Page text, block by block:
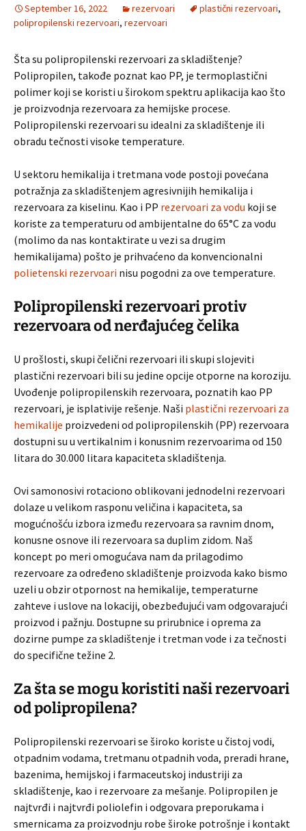
September 16, 2022 rezervoari plastični rezervoari,
polipropilenski rezervoari, rezervoari
Šta su polipropilenski rezervoari za skladištenje?
Polipropilen, takođe poznat kao PP, je termoplastični
polimer koji se koristi u širokom spektru aplikacija kao što
je proizvodnja rezervoara za hemijske procese.
Polipropilenski rezervoari su idealni za skladištenje ili
obradu tečnosti visoke temperature.
U sektoru hemikalija i tretmana vode postoji povećana
potražnja za skladištenjem agresivnijih hemikalija i
rezervoara za kiselinu. Kao i PP rezervoari za vodu koji se
koriste za temperaturu od ambijentalne do 65°C za vodu
(molimo da nas kontaktirate u vezi sa drugim
hemikalijama) pošto je prihvaćeno da konvencionalni
polietenski rezervoari nisu pogodni za ove temperature.
Polipropilenski rezervoari protiv
rezervoara od nerđajućeg čelika
U prošlosti, skupi čelični rezervoari ili skupi slojeviti
plastični rezervoari bili su jedine opcije otporne na koroziju.
Uvođenje polipropilenskih rezervoara, poznatih kao PP
rezervoari, je isplativije rešenje. Naši plastični rezervoari za
hemikalije proizvedeni od polipropilenskih (PP) rezervoara
dostupni su u vertikalnim i konusnim rezervoarima od 150
litara do 30.000 litara kapaciteta skladištenja.
Ovi samonosivi rotaciono oblikovani jednodelni rezervoari
dolaze u velikom rasponu veličina i kapaciteta, sa
mogućnošću izbora između rezervoara sa ravnim dnom,
konusne osnove ili rezervoara sa duplim zidom. Naš
koncept po meri omogućava nam da prilagodimo
rezervoare za određeno skladištenje proizvoda kako bismo
uzeli u obzir otpornost na hemikalije, temperaturne
zahteve i uslove na lokaciji, obezbeđujući vam odgovarajući
proizvod i pažnju. Dostupne su prirubnice i oprema za
dozirne pumpe za skladištenje i tretman vode i za tečnosti
do specifične težine 2.
Za šta se mogu koristiti naši rezervoari
od polipropilena?
Polipropilenski rezervoari se široko koriste u čistoj vodi,
otpadnim vodama, tretmanu otpadnih voda, preradi hrane,
bazenima, hemijskoj i farmaceutskoj industriji za
skladištenje, kao i rezervoare za mešanje. Polipropilen je
najtvrđi i najtvrđi poliolefin i odgovara preporukama i
smernicama za proizvodnju robe široke potrošnje i kontakt